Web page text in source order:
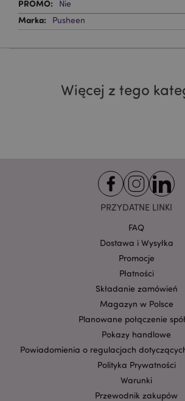
Nie
Pusheen
Więcej z tego
PRZYDATNE LINKI
FAQ
Dostawa i Wysyłka
Promocje
Płatności
Składanie zamówień
Magazyn w Polsce
Planowane połączenie
Pokazy handlowe
Powiadomienia o regulacjach
Polityka Prywatności
Warunki
Przewodnik zakupów